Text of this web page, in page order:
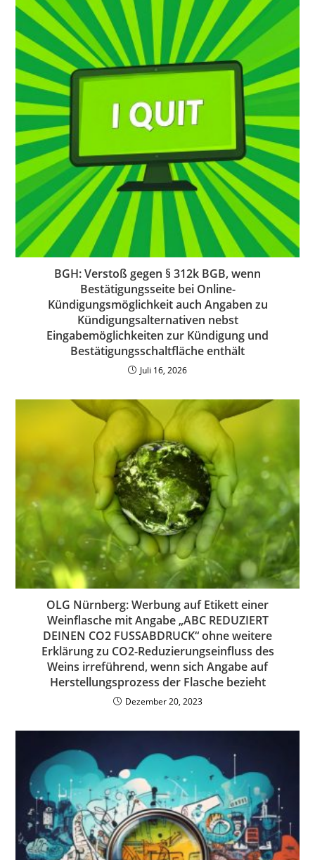
BGH: Verstoß gegen § 312k BGB, wenn
Bestätigungsseite bei Online-
Kündigungsmöglichkeit auch Angaben zu
Kündigungsalternativen nebst
Eingabemöglichkeiten zur Kündigung und
Bestätigungsschaltfläche enthält
Juli 16, 2026
OLG Nürnberg: Werbung auf Etikett einer
Weinflasche mit Angabe „ABC REDUZIERT
DEINEN CO2 FUSSABDRUCK“ ohne weitere
Erklärung zu CO2-Reduzierungseinfluss des
Weins irreführend, wenn sich Angabe auf
Herstellungsprozess der Flasche bezieht
Dezember 20, 2023